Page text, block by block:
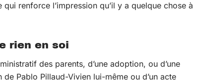
renforce l’impression qu’il y a quelque chose à
rien en soi
des parents, d’une adoption, ou d’une
Pablo Pillaud-Vivien lui-même ou d’un acte